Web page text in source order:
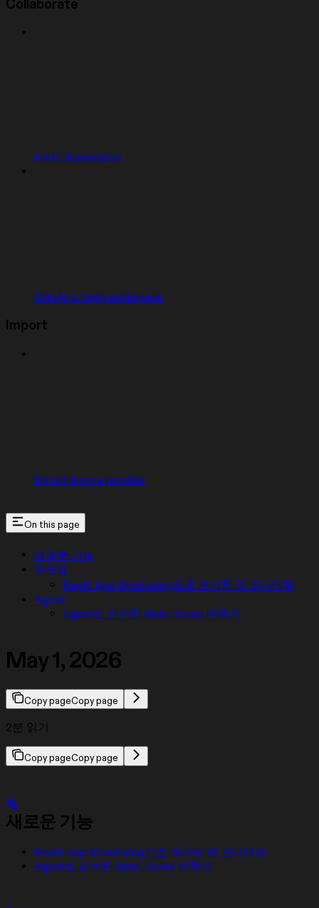
Collaborate
Invite teammates
Create a team workspace
Import
Import from a provider
On this page
새로운 기능
플랫폼
Replit App Monitoring으로 게시된 앱 모니터링
Agent
Agent로 완전한 Slide Decks 만들기
May 1, 2026
Copy pageCopy page
2분 읽기
Copy pageCopy page
새로운 기능
Replit App Monitoring으로 게시된 앱 모니터링
Agent로 완전한 Slide Decks 만들기